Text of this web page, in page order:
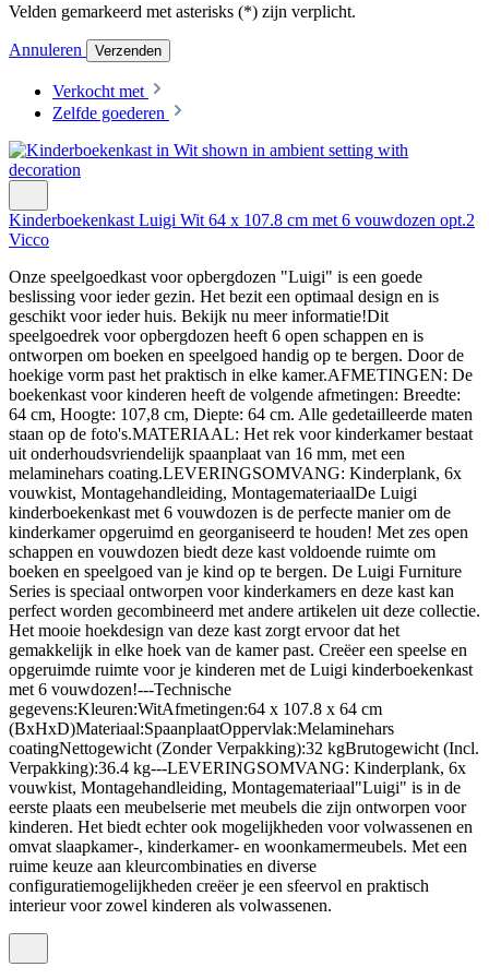
Velden gemarkeerd met asterisks (*) zijn verplicht.
Annuleren Verzenden
Verkocht met
Zelfde goederen
Kinderboekenkast Luigi Wit 64 x 107.8 cm met 6 vouwdozen opt.2
Vicco
Onze speelgoedkast voor opbergdozen "Luigi" is een goede
beslissing voor ieder gezin. Het bezit een optimaal design en is
geschikt voor ieder huis. Bekijk nu meer informatie!Dit
speelgoedrek voor opbergdozen heeft 6 open schappen en is
ontworpen om boeken en speelgoed handig op te bergen. Door de
hoekige vorm past het praktisch in elke kamer.AFMETINGEN: De
boekenkast voor kinderen heeft de volgende afmetingen: Breedte:
64 cm, Hoogte: 107,8 cm, Diepte: 64 cm. Alle gedetailleerde maten
staan op de foto's.MATERIAAL: Het rek voor kinderkamer bestaat
uit onderhoudsvriendelijk spaanplaat van 16 mm, met een
melaminehars coating.LEVERINGSOMVANG: Kinderplank, 6x
vouwkist, Montagehandleiding, MontagemateriaalDe Luigi
kinderboekenkast met 6 vouwdozen is de perfecte manier om de
kinderkamer opgeruimd en georganiseerd te houden! Met zes open
schappen en vouwdozen biedt deze kast voldoende ruimte om
boeken en speelgoed van je kind op te bergen. De Luigi Furniture
Series is speciaal ontworpen voor kinderkamers en deze kast kan
perfect worden gecombineerd met andere artikelen uit deze collectie.
Het mooie hoekdesign van deze kast zorgt ervoor dat het
gemakkelijk in elke hoek van de kamer past. Creëer een speelse en
opgeruimde ruimte voor je kinderen met de Luigi kinderboekenkast
met 6 vouwdozen!---Technische
gegevens:Kleuren:WitAfmetingen:64 x 107.8 x 64 cm
(BxHxD)Materiaal:SpaanplaatOppervlak:Melaminehars
coatingNettogewicht (Zonder Verpakking):32 kgBrutogewicht (Incl.
Verpakking):36.4 kg---LEVERINGSOMVANG: Kinderplank, 6x
vouwkist, Montagehandleiding, Montagemateriaal"Luigi" is in de
eerste plaats een meubelserie met meubels die zijn ontworpen voor
kinderen. Het biedt echter ook mogelijkheden voor volwassenen en
omvat slaapkamer-, kinderkamer- en woonkamermeubels. Met een
ruime keuze aan kleurcombinaties en diverse
configuratiemogelijkheden creëer je een sfeervol en praktisch
interieur voor zowel kinderen als volwassenen.